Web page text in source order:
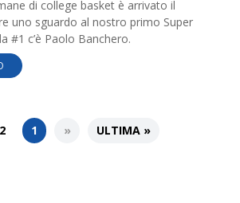
di college basket è arrivato il
uno sguardo al nostro primo Super
#1 c’è Paolo Banchero.
1 » ULTIMA »